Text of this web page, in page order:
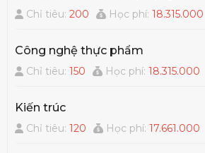
Chỉ tiêu:200 Học phí:18.315.000
Công nghệ thực phẩm
Chỉ tiêu:150 Học phí:18.315.000
Kiến trúc
Chỉ tiêu:120 Học phí:17.661.000